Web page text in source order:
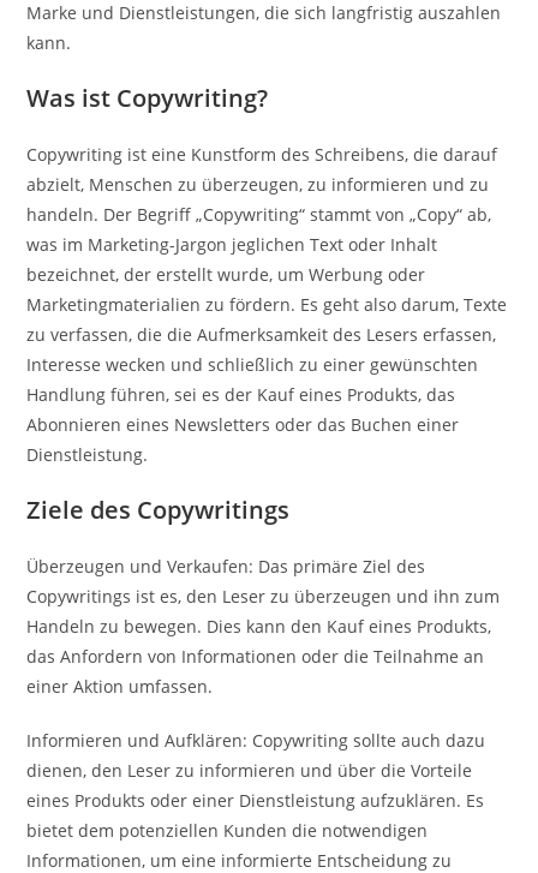
Marke und Dienstleistungen, die sich langfristig auszahlen
kann.
Was ist Copywriting?
Copywriting ist eine Kunstform des Schreibens, die darauf
abzielt, Menschen zu überzeugen, zu informieren und zu
handeln. Der Begriff „Copywriting“ stammt von „Copy“ ab,
was im Marketing-Jargon jeglichen Text oder Inhalt
bezeichnet, der erstellt wurde, um Werbung oder
Marketingmaterialien zu fördern. Es geht also darum, Texte
zu verfassen, die die Aufmerksamkeit des Lesers erfassen,
Interesse wecken und schließlich zu einer gewünschten
Handlung führen, sei es der Kauf eines Produkts, das
Abonnieren eines Newsletters oder das Buchen einer
Dienstleistung.
Ziele des Copywritings
Überzeugen und Verkaufen: Das primäre Ziel des
Copywritings ist es, den Leser zu überzeugen und ihn zum
Handeln zu bewegen. Dies kann den Kauf eines Produkts,
das Anfordern von Informationen oder die Teilnahme an
einer Aktion umfassen.
Informieren und Aufklären: Copywriting sollte auch dazu
dienen, den Leser zu informieren und über die Vorteile
eines Produkts oder einer Dienstleistung aufzuklären. Es
bietet dem potenziellen Kunden die notwendigen
Informationen, um eine informierte Entscheidung zu